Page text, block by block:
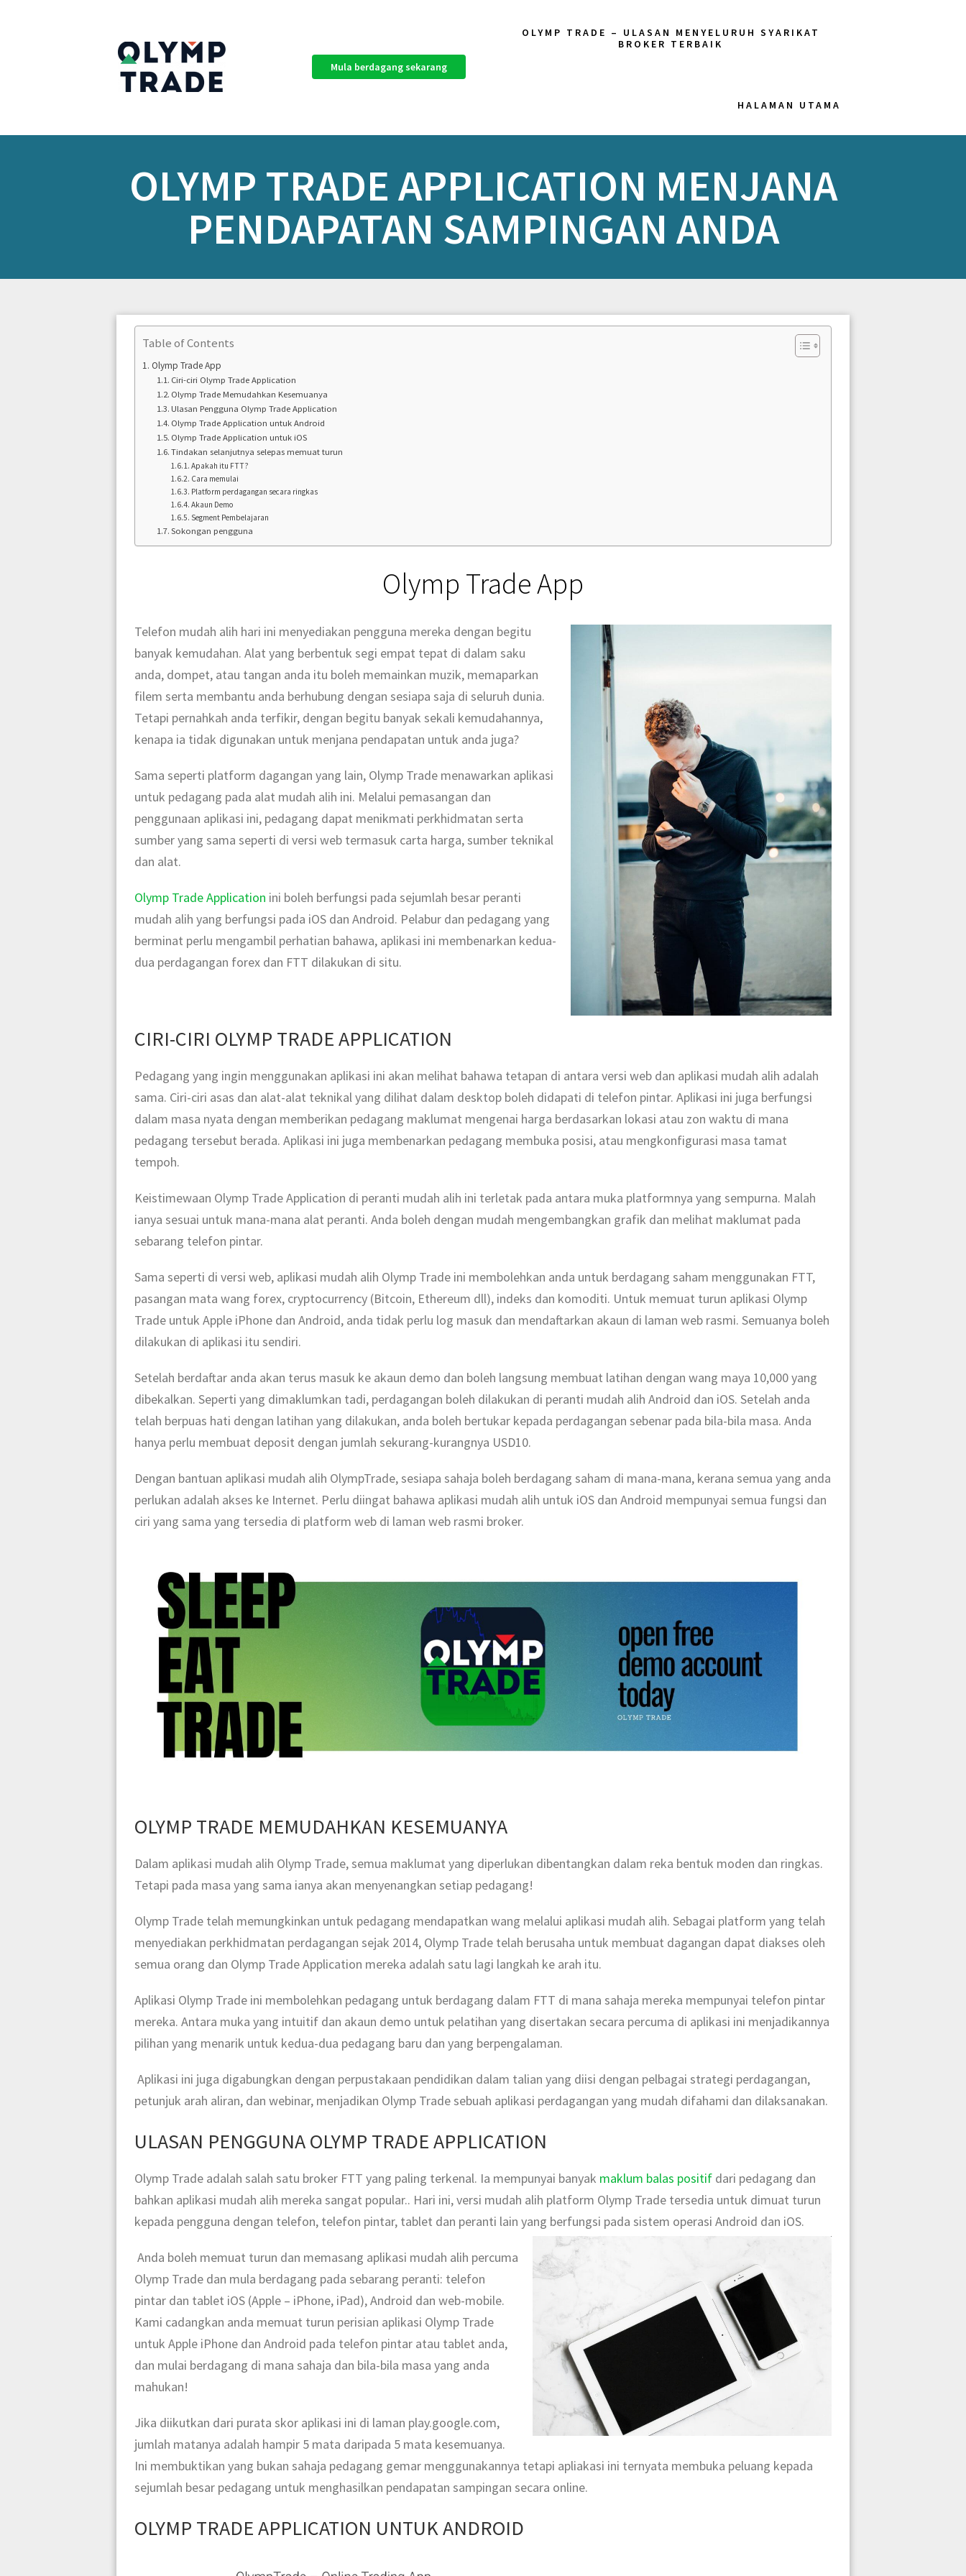
Mula berdagang sekarang
OLYMP TRADE – ULASAN MENYELURUH SYARIKAT
BROKER TERBAIK
HALAMAN UTAMA
OLYMP TRADE APPLICATION MENJANA
PENDAPATAN SAMPINGAN ANDA
Table of Contents
Olymp Trade App
Ciri-ciri Olymp Trade Application
Olymp Trade Memudahkan Kesemuanya
Ulasan Pengguna Olymp Trade Application
Olymp Trade Application untuk Android
Olymp Trade Application untuk iOS
Tindakan selanjutnya selepas memuat turun
Apakah itu FTT?
Cara memulai
Platform perdagangan secara ringkas
Akaun Demo
Segment Pembelajaran
Sokongan pengguna
Olymp Trade App
Telefon mudah alih hari ini menyediakan pengguna mereka dengan begitu
banyak kemudahan. Alat yang berbentuk segi empat tepat di dalam saku
anda, dompet, atau tangan anda itu boleh memainkan muzik, memaparkan
filem serta membantu anda berhubung dengan sesiapa saja di seluruh dunia.
Tetapi pernahkah anda terfikir, dengan begitu banyak sekali kemudahannya,
kenapa ia tidak digunakan untuk menjana pendapatan untuk anda juga?
Sama seperti platform dagangan yang lain, Olymp Trade menawarkan aplikasi
untuk pedagang pada alat mudah alih ini. Melalui pemasangan dan
penggunaan aplikasi ini, pedagang dapat menikmati perkhidmatan serta
sumber yang sama seperti di versi web termasuk carta harga, sumber teknikal
dan alat.
Olymp Trade Application ini boleh berfungsi pada sejumlah besar peranti
mudah alih yang berfungsi pada iOS dan Android. Pelabur dan pedagang yang
berminat perlu mengambil perhatian bahawa, aplikasi ini membenarkan kedua-
dua perdagangan forex dan FTT dilakukan di situ.
CIRI-CIRI OLYMP TRADE APPLICATION
Pedagang yang ingin menggunakan aplikasi ini akan melihat bahawa tetapan di antara versi web dan aplikasi mudah alih adalah
sama. Ciri-ciri asas dan alat-alat teknikal yang dilihat dalam desktop boleh didapati di telefon pintar. Aplikasi ini juga berfungsi
dalam masa nyata dengan memberikan pedagang maklumat mengenai harga berdasarkan lokasi atau zon waktu di mana
pedagang tersebut berada. Aplikasi ini juga membenarkan pedagang membuka posisi, atau mengkonfigurasi masa tamat
tempoh.
Keistimewaan Olymp Trade Application di peranti mudah alih ini terletak pada antara muka platformnya yang sempurna. Malah
ianya sesuai untuk mana-mana alat peranti. Anda boleh dengan mudah mengembangkan grafik dan melihat maklumat pada
sebarang telefon pintar.
Sama seperti di versi web, aplikasi mudah alih Olymp Trade ini membolehkan anda untuk berdagang saham menggunakan FTT,
pasangan mata wang forex, cryptocurrency (Bitcoin, Ethereum dll), indeks dan komoditi. Untuk memuat turun aplikasi Olymp
Trade untuk Apple iPhone dan Android, anda tidak perlu log masuk dan mendaftarkan akaun di laman web rasmi. Semuanya boleh
dilakukan di aplikasi itu sendiri.
Setelah berdaftar anda akan terus masuk ke akaun demo dan boleh langsung membuat latihan dengan wang maya 10,000 yang
dibekalkan. Seperti yang dimaklumkan tadi, perdagangan boleh dilakukan di peranti mudah alih Android dan iOS. Setelah anda
telah berpuas hati dengan latihan yang dilakukan, anda boleh bertukar kepada perdagangan sebenar pada bila-bila masa. Anda
hanya perlu membuat deposit dengan jumlah sekurang-kurangnya USD10.
Dengan bantuan aplikasi mudah alih OlympTrade, sesiapa sahaja boleh berdagang saham di mana-mana, kerana semua yang anda
perlukan adalah akses ke Internet. Perlu diingat bahawa aplikasi mudah alih untuk iOS dan Android mempunyai semua fungsi dan
ciri yang sama yang tersedia di platform web di laman web rasmi broker.
OLYMP TRADE MEMUDAHKAN KESEMUANYA
Dalam aplikasi mudah alih Olymp Trade, semua maklumat yang diperlukan dibentangkan dalam reka bentuk moden dan ringkas.
Tetapi pada masa yang sama ianya akan menyenangkan setiap pedagang!
Olymp Trade telah memungkinkan untuk pedagang mendapatkan wang melalui aplikasi mudah alih. Sebagai platform yang telah
menyediakan perkhidmatan perdagangan sejak 2014, Olymp Trade telah berusaha untuk membuat dagangan dapat diakses oleh
semua orang dan Olymp Trade Application mereka adalah satu lagi langkah ke arah itu.
Aplikasi Olymp Trade ini membolehkan pedagang untuk berdagang dalam FTT di mana sahaja mereka mempunyai telefon pintar
mereka. Antara muka yang intuitif dan akaun demo untuk pelatihan yang disertakan secara percuma di aplikasi ini menjadikannya
pilihan yang menarik untuk kedua-dua pedagang baru dan yang berpengalaman.
Aplikasi ini juga digabungkan dengan perpustakaan pendidikan dalam talian yang diisi dengan pelbagai strategi perdagangan,
petunjuk arah aliran, dan webinar, menjadikan Olymp Trade sebuah aplikasi perdagangan yang mudah difahami dan dilaksanakan.
ULASAN PENGGUNA OLYMP TRADE APPLICATION
Olymp Trade adalah salah satu broker FTT yang paling terkenal. Ia mempunyai banyak maklum balas positif dari pedagang dan
bahkan aplikasi mudah alih mereka sangat popular.. Hari ini, versi mudah alih platform Olymp Trade tersedia untuk dimuat turun
kepada pengguna dengan telefon, telefon pintar, tablet dan peranti lain yang berfungsi pada sistem operasi Android dan iOS.
Anda boleh memuat turun dan memasang aplikasi mudah alih percuma
Olymp Trade dan mula berdagang pada sebarang peranti: telefon
pintar dan tablet iOS (Apple – iPhone, iPad), Android dan web-mobile.
Kami cadangkan anda memuat turun perisian aplikasi Olymp Trade
untuk Apple iPhone dan Android pada telefon pintar atau tablet anda,
dan mulai berdagang di mana sahaja dan bila-bila masa yang anda
mahukan!
Jika diikutkan dari purata skor aplikasi ini di laman play.google.com,
jumlah matanya adalah hampir 5 mata daripada 5 mata kesemuanya.
Ini membuktikan yang bukan sahaja pedagang gemar menggunakannya tetapi apliakasi ini ternyata membuka peluang kepada
sejumlah besar pedagang untuk menghasilkan pendapatan sampingan secara online.
OLYMP TRADE APPLICATION UNTUK ANDROID